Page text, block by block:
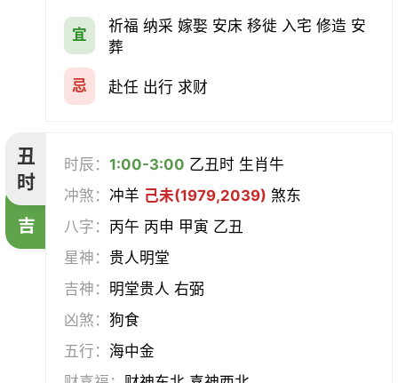
赴任 立券 置产 出货财
祭祀 祈福
移徙 分居 出火
放水 畋猎
宜
祈福 纳采 嫁娶 安床 移徙 入宅 修造 安
葬
忌 赴任 出行 求财
丑
时
吉
时辰：1:00-3:00 乙丑时 生肖牛
冲煞：冲羊 己未(1979,2039) 煞东
八字： 丙午 丙申 甲寅 乙丑
星神： 贵人明堂
吉神： 明堂贵人 右弼
凶煞：狗食
五行：海中金